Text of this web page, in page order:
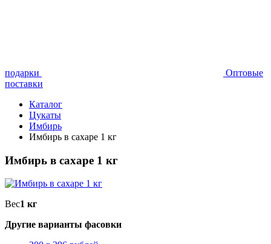
подарки
Оптовые
поставки
Каталог
Цукаты
Имбирь
Имбирь в сахаре 1 кг
Имбирь в сахаре 1 кг
Вес1 кг
Другие варианты фасовки